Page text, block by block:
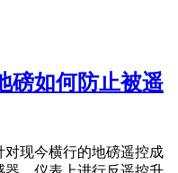
磅如何防止被遥
对现今横行的地磅遥控成